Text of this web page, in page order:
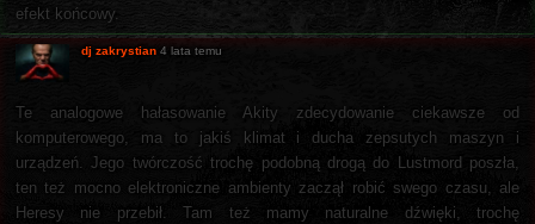
efekt końcowy.
dj zakrystian 4 lata temu
Te analogowe hałasowanie Akity zdecydowanie ciekawsze od
komputerowego, ma to jakiś klimat i ducha zepsutych maszyn i
urządzeń. Jego twórczość trochę podobną drogą do Lustmord poszła,
ten też mocno elektroniczne ambienty zaczął robić swego czasu, ale
Heresy nie przebił. Tam też mamy naturalne dźwięki, trochę